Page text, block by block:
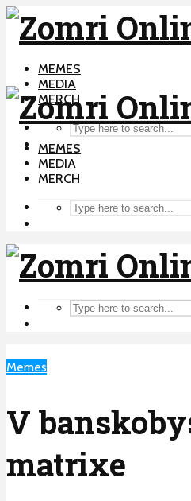
MEMES
MEDIA
MERCH
MEMES
MEDIA
MERCH
Memes
V
matrixe